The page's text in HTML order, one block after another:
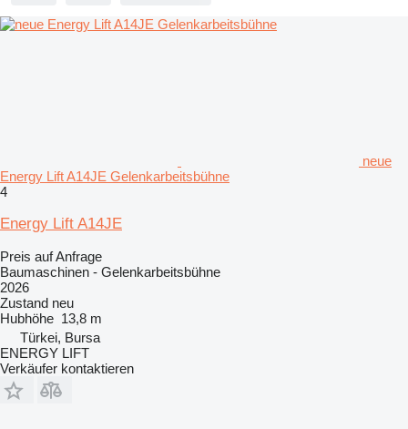
neue
Energy Lift A14JE Gelenkarbeitsbühne
4
Energy Lift A14JE
Preis auf Anfrage
Baumaschinen - Gelenkarbeitsbühne
2026
Zustand neu
Hubhöhe 13,8 m
Türkei, Bursa
ENERGY LIFT
Verkäufer kontaktieren